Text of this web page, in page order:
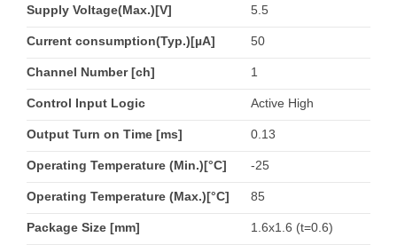
Supply Voltage(Max.)[V] 5.5
Current consumption(Typ.)[µA] 50
Channel Number [ch] 1
Control Input Logic Active High
Output Turn on Time [ms] 0.13
Operating Temperature (Min.)[°C] -25
Operating Temperature (Max.)[°C] 85
Package Size [mm] 1.6x1.6 (t=0.6)